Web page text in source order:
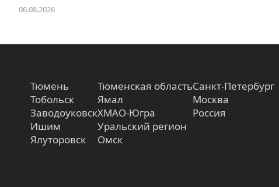
06.08.2026
Тюмень
Тобольск
Заводоуковск
Ишим
Ялуторовск
Тюменская область
Ямал
ХМАО-Югра
Уральский регион
Омск
Санкт-Петербург
Москва
Россия